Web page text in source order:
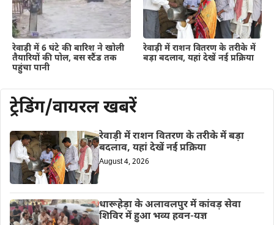
रेवाड़ी में 6 घंटे की बारिश ने खोली
तैयारियों की पोल, बस स्टैंड तक
पहुंचा पानी
रेवाड़ी में राशन वितरण के तरीके में
बड़ा बदलाव, यहां देखें नई प्रक्रिया
ट्रेडिंग/वायरल खबरें
रेवाड़ी में राशन वितरण के तरीके में बड़ा
बदलाव, यहां देखें नई प्रक्रिया
August 4, 2026
धारूहेड़ा के अलावलपुर में कांवड़ सेवा
शिविर में हुआ भव्य हवन-यज्ञ